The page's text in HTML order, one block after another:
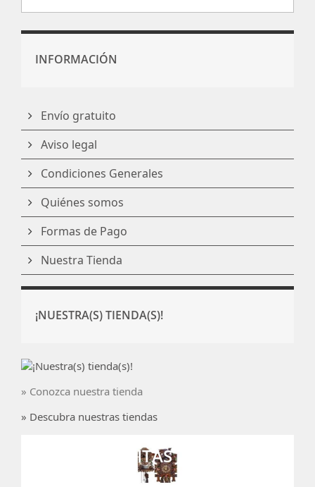
INFORMACIÓN
Envío gratuito
Aviso legal
Condiciones Generales
Quiénes somos
Formas de Pago
Nuestra Tienda
¡NUESTRA(S) TIENDA(S)!
» Conozca nuestra tienda
» Descubra nuestras tiendas
CUCOS Y CASITAS